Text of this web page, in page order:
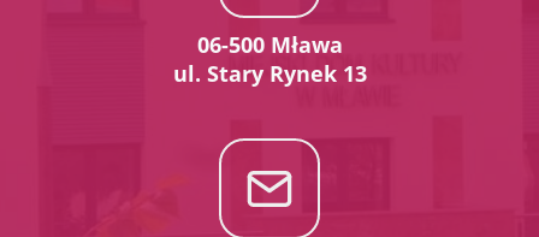
06-500 Mława
ul. Stary Rynek 13